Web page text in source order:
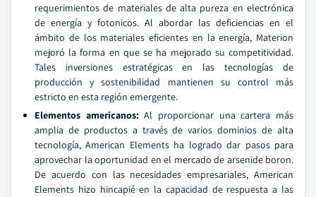
requerimientos de materiales de alta pureza en electrónica
de energía y fotonicos. Al abordar las deficiencias en el
ámbito de los materiales eficientes en la energía, Materion
mejoró la forma en que se ha mejorado su competitividad.
Tales inversiones estratégicas en las tecnologías de
producción y sostenibilidad mantienen su control más
estricto en esta región emergente.
Elementos americanos:Al proporcionar una cartera más
amplia de productos a través de varios dominios de alta
tecnología, American Elements ha logrado dar pasos para
aprovechar la oportunidad en el mercado de arsenide boron.
De acuerdo con las necesidades empresariales, American
Elements hizo hincapié en la capacidad de respuesta a las